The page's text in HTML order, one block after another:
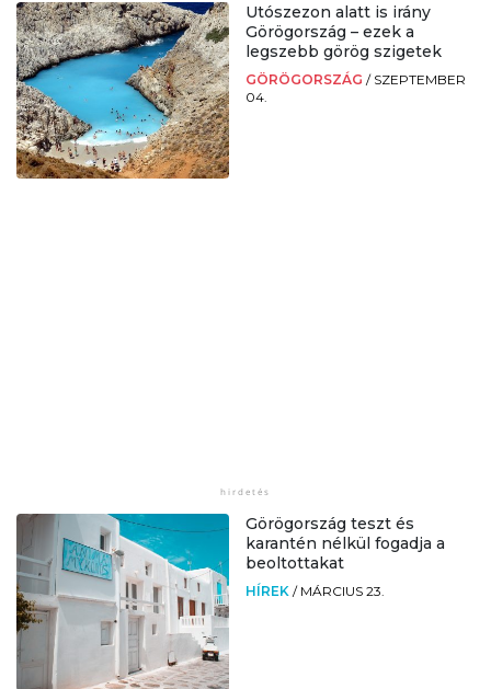
Utószezon alatt is irány
Görögország – ezek a
legszebb görög szigetek
GÖRÖGORSZÁG / SZEPTEMBER
04.
Görögország teszt és
karantén nélkül fogadja a
beoltottakat
HÍREK / MÁRCIUS 23.